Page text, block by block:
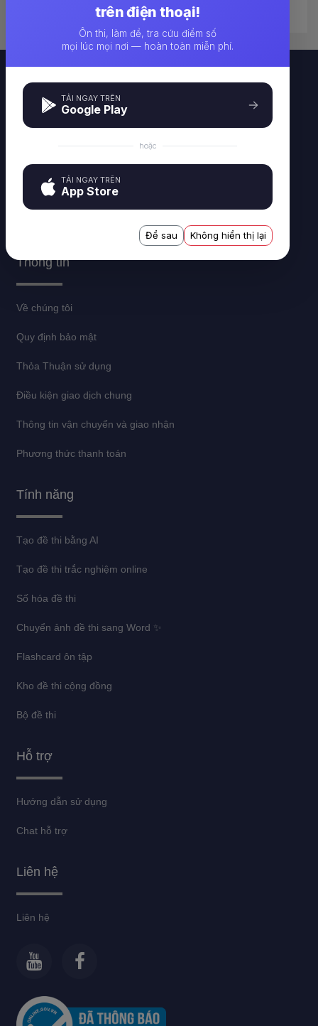
Công cụ tạo và làm đề thi trực tuyến IQUIZ - i-quiz.vn
Công ty TNHH CTSOFT VIỆT NAM - 227 Nguyễn Ngọc Nại,
Thanh Xuân, Hà Nội
Thông tin
Về chúng tôi
Quy định bảo mật
Thỏa Thuận sử dụng
Điều kiện giao dịch chung
Thông tin vận chuyển và giao nhận
Phương thức thanh toán
Tính năng
Tạo đề thi bằng AI
Tạo đề thi trắc nghiệm online
Số hóa đề thi
Chuyển ảnh đề thi sang Word ✨
Flashcard ôn tập
Kho đề thi cộng đồng
Bộ đề thi
Hỗ trợ
Hướng dẫn sử dụng
Chat hỗ trợ
Liên hệ
Liên hệ
trên điện thoại!
Ôn thi, làm đề, tra cứu điểm số
mọi lúc mọi nơi — hoàn toàn miễn phí.
TẢI NGAY TRÊN
Google Play
hoặc
TẢI NGAY TRÊN
App Store
Để sau Không hiển thị lại